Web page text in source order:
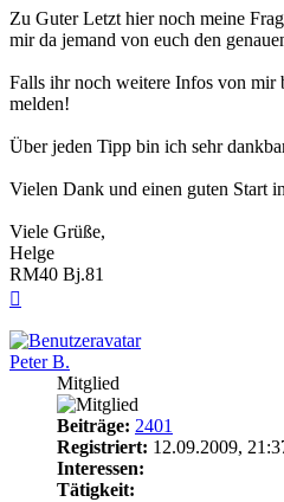
Zu Guter Letzt hier noch meine
mir da jemand von euch den
Falls ihr noch weitere Infos von mir
melden!
Über jeden Tipp bin ich sehr
Vielen Dank und einen guten Start
Viele Grüße,
Helge
RM40 Bj.81
Peter B.
Mitglied
Beiträge: 2401
Registriert: 12.09.2009,
Interessen:
Tätigkeit: